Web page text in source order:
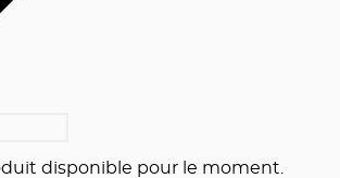
disponible pour le moment.